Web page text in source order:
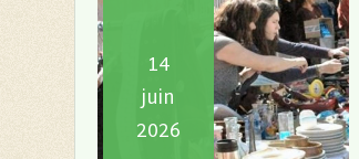
14
juin
2026